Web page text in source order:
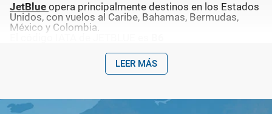
JetBlue opera principalmente destinos en los Estados
Unidos, con vuelos al Caribe, Bahamas, Bermudas,
México y Colombia.
LEER MÁS